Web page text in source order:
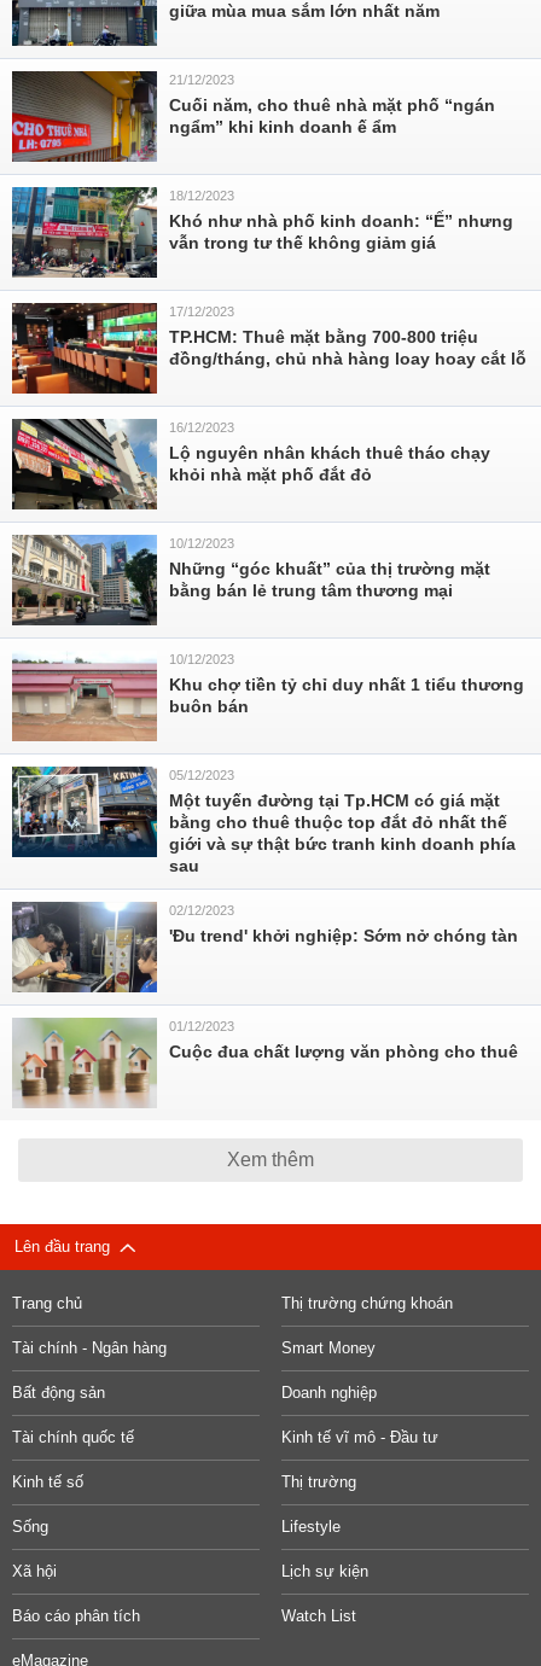
giữa mùa mua sắm lớn nhất năm
21/12/2023
Cuối năm, cho thuê nhà mặt phố “ngán
ngẩm” khi kinh doanh ế ẩm
18/12/2023
Khó như nhà phố kinh doanh: “Ế” nhưng
vẫn trong tư thế không giảm giá
17/12/2023
TP.HCM: Thuê mặt bằng 700-800 triệu
đồng/tháng, chủ nhà hàng loay hoay cắt lỗ
16/12/2023
Lộ nguyên nhân khách thuê tháo chạy
khỏi nhà mặt phố đắt đỏ
10/12/2023
Những “góc khuất” của thị trường mặt
bằng bán lẻ trung tâm thương mại
10/12/2023
Khu chợ tiền tỷ chỉ duy nhất 1 tiểu thương
buôn bán
05/12/2023
Một tuyến đường tại Tp.HCM có giá mặt
bằng cho thuê thuộc top đắt đỏ nhất thế
giới và sự thật bức tranh kinh doanh phía
sau
02/12/2023
'Đu trend' khởi nghiệp: Sớm nở chóng tàn
01/12/2023
Cuộc đua chất lượng văn phòng cho thuê
Xem thêm
Lên đầu trang
Trang chủ Thị trường chứng khoán
Tài chính - Ngân hàng Smart Money
Bất động sản Doanh nghiệp
Tài chính quốc tế Kinh tế vĩ mô - Đầu tư
Kinh tế số Thị trường
Sống Lifestyle
Xã hội Lịch sự kiện
Báo cáo phân tích Watch List
eMagazine